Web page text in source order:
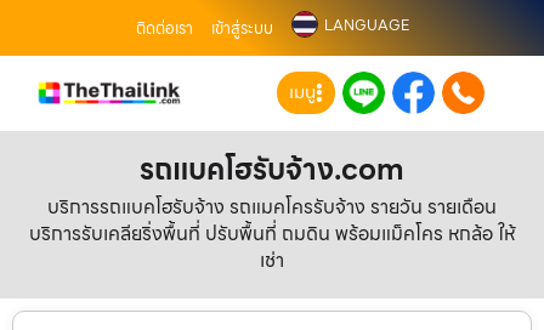
ติดต่อเรา เข้าสู่ระบบ LANGUAGE
เมนู
รถแบคโฮรับจ้าง.com
บริการรถแบคโฮรับจ้าง รถแมคโครรับจ้าง รายวัน รายเดือน
บริการรับเคลียริ่งพื้นที่ ปรับพื้นที่ ถมดิน พร้อมแม็คโคร หกล้อ ให้
เช่า